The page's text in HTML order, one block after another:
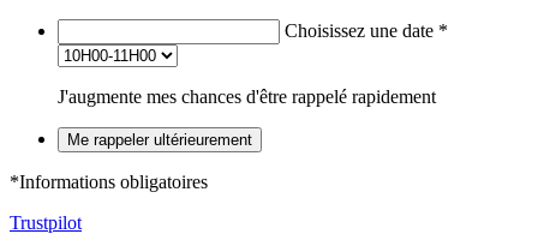
Choisissez une date *
J'augmente mes chances d'être rappelé rapidement
Me rappeler ultérieurement
*Informations obligatoires
Trustpilot